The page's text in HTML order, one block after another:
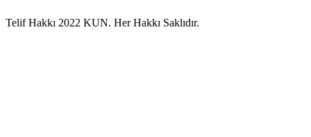
Telif Hakkı 2022 KUN. Her Hakkı Saklıdır.